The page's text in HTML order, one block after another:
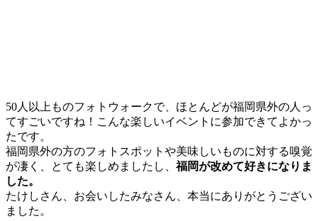
50人以上ものフォトウォークで、ほとんどが福岡県外の人っ
てすごいですね！こんな楽しいイベントに参加できてよかっ
たです。
福岡県外の方のフォトスポットや美味しいものに対する嗅覚
が凄く、とても楽しめましたし、福岡が改めて好きになりま
した。
たけしさん、お会いしたみなさん、本当にありがとうござい
ました。